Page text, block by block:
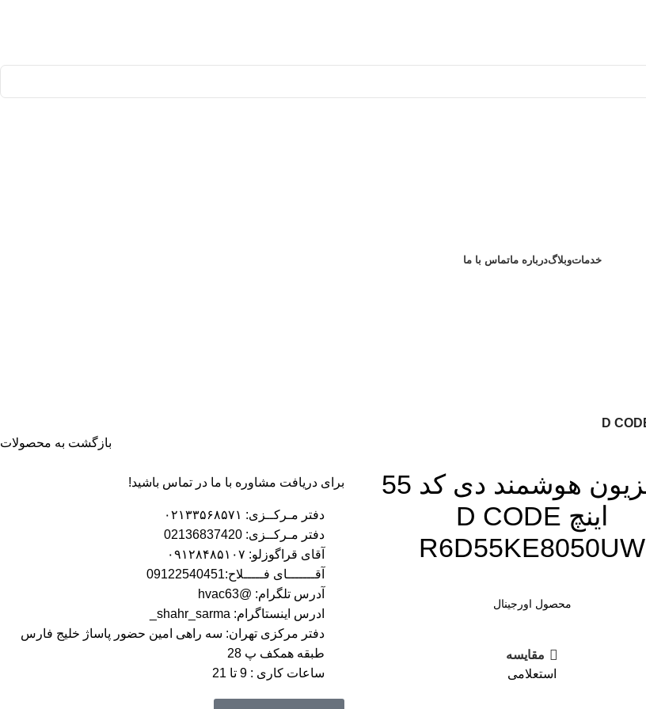
خدماتوبلاگدرباره ماتماس با ما
بازگشت به محصولات
تلویزیون هوشمند دی کد 55
اینچ D CODE
R6D55KE8050UW
محصول اورجینال
مقايسه
استعلامی
برای دریافت مشاوره با ما در تماس باشید!
دفتر مـرکــزی: ۰۲۱۳۳۵۶۸۵۷۱
دفتر مـرکــزی: 02136837420
آقای قراگوزلو: ۰۹۱۲۸۴۸۵۱۰۷
آقـــــــای فـــــلاح:09122540451
آدرس تلگرام: @hvac63
ادرس اینستاگرام: shahr_sarma_
دفتر مرکزی تهران: سه راهی امین حضور پاساژ خلیج فارس
طبقه همکف پ 28
ساعات کاری : 9 تا 21